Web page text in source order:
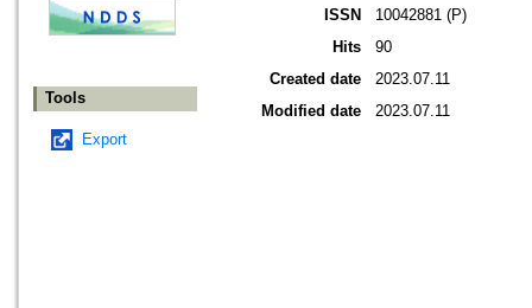
Tools
Export
ISSN
10042881 (P)
Hits
90
Created date
2023.07.11
Modified date
2023.07.11